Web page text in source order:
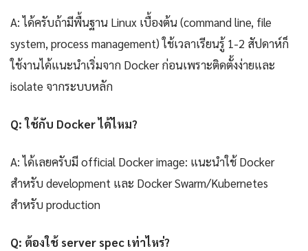
A: ได้ครับถ้ามีพื้นฐาน Linux เบื้องต้น (command line, file
system, process management) ใช้เวลาเรียนรู้ 1-2 สัปดาห์ก็
ใช้งานได้แนะนำเริ่มจาก Docker ก่อนเพราะติดตั้งง่ายและ
isolate จากระบบหลัก
Q: ใช้กับ Docker ได้ไหม?
A: ได้เลยครับมี official Docker image: แนะนำใช้ Docker
สำหรับ development และ Docker Swarm/Kubernetes
สำหรับ production
Q: ต้องใช้ server spec เท่าไหร่?